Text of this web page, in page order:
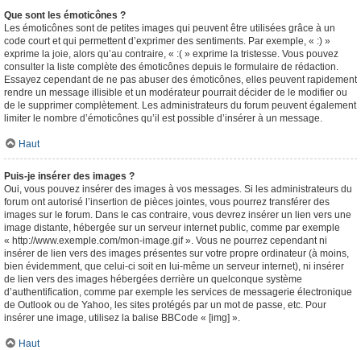
Que sont les émoticônes ?
Les émoticônes sont de petites images qui peuvent être utilisées grâce à un
code court et qui permettent d’exprimer des sentiments. Par exemple, « :) »
exprime la joie, alors qu’au contraire, « :( » exprime la tristesse. Vous pouvez
consulter la liste complète des émoticônes depuis le formulaire de rédaction.
Essayez cependant de ne pas abuser des émoticônes, elles peuvent rapidement
rendre un message illisible et un modérateur pourrait décider de le modifier ou
de le supprimer complètement. Les administrateurs du forum peuvent également
limiter le nombre d’émoticônes qu’il est possible d’insérer à un message.
Haut
Puis-je insérer des images ?
Oui, vous pouvez insérer des images à vos messages. Si les administrateurs du
forum ont autorisé l’insertion de pièces jointes, vous pourrez transférer des
images sur le forum. Dans le cas contraire, vous devrez insérer un lien vers une
image distante, hébergée sur un serveur internet public, comme par exemple
« http://www.exemple.com/mon-image.gif ». Vous ne pourrez cependant ni
insérer de lien vers des images présentes sur votre propre ordinateur (à moins,
bien évidemment, que celui-ci soit en lui-même un serveur internet), ni insérer
de lien vers des images hébergées derrière un quelconque système
d’authentification, comme par exemple les services de messagerie électronique
de Outlook ou de Yahoo, les sites protégés par un mot de passe, etc. Pour
insérer une image, utilisez la balise BBCode « [img] ».
Haut